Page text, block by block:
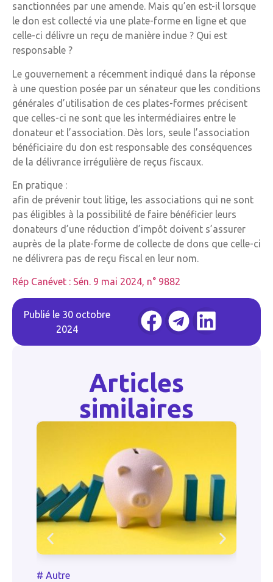
sanctionnées par une amende. Mais qu’en est-il lorsque
le don est collecté via une plate-forme en ligne et que
celle-ci délivre un reçu de manière indue ? Qui est
responsable ?
Le gouvernement a récemment indiqué dans la réponse
à une question posée par un sénateur que les conditions
générales d’utilisation de ces plates-formes précisent
que celles-ci ne sont que les intermédiaires entre le
donateur et l’association. Dès lors, seule l’association
bénéficiaire du don est responsable des conséquences
de la délivrance irrégulière de reçus fiscaux.
En pratique :
afin de prévenir tout litige, les associations qui ne sont
pas éligibles à la possibilité de faire bénéficier leurs
donateurs d’une réduction d’impôt doivent s’assurer
auprès de la plate-forme de collecte de dons que celle-ci
ne délivrera pas de reçu fiscal en leur nom.
Rép Canévet : Sén. 9 mai 2024, n° 9882
Publié le 30 octobre
2024
Articles
similaires
# Autre